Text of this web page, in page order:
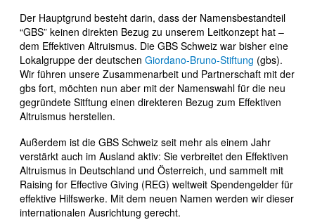
Der Hauptgrund besteht darin, dass der Namensbestandteil
“GBS” keinen direkten Bezug zu unserem Leitkonzept hat –
dem Effektiven Altruismus. Die GBS Schweiz war bisher eine
Lokalgruppe der deutschen Giordano-Bruno-Stiftung (gbs).
Wir führen unsere Zusammenarbeit und Partnerschaft mit der
gbs fort, möchten nun aber mit der Namenswahl für die neu
gegründete Sitftung einen direkteren Bezug zum Effektiven
Altruismus herstellen.
Außerdem ist die GBS Schweiz seit mehr als einem Jahr
verstärkt auch im Ausland aktiv: Sie verbreitet den Effektiven
Altruismus in Deutschland und Österreich, und sammelt mit
Raising for Effective Giving (REG) weltweit Spendengelder für
effektive Hilfswerke. Mit dem neuen Namen werden wir dieser
internationalen Ausrichtung gerecht.